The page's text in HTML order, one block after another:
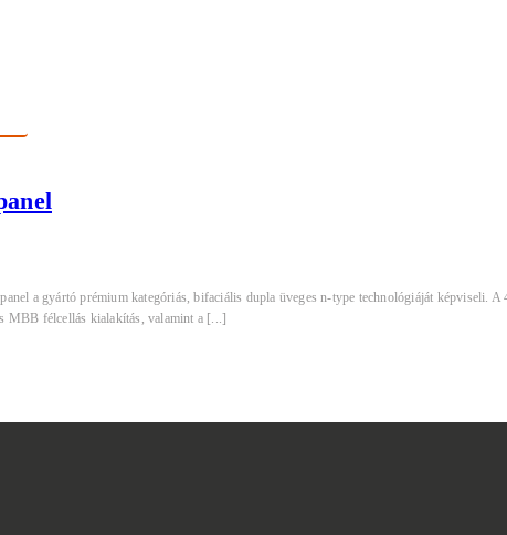
a gyártó prémium kategóriás, bifaciális dupla üveges n-type technológiáját képviseli. A
MBB félcellás kialakítás, valamint a [...]